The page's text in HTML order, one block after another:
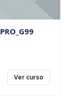
Ver curso